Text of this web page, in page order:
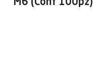
M6 (Conf 100pz)